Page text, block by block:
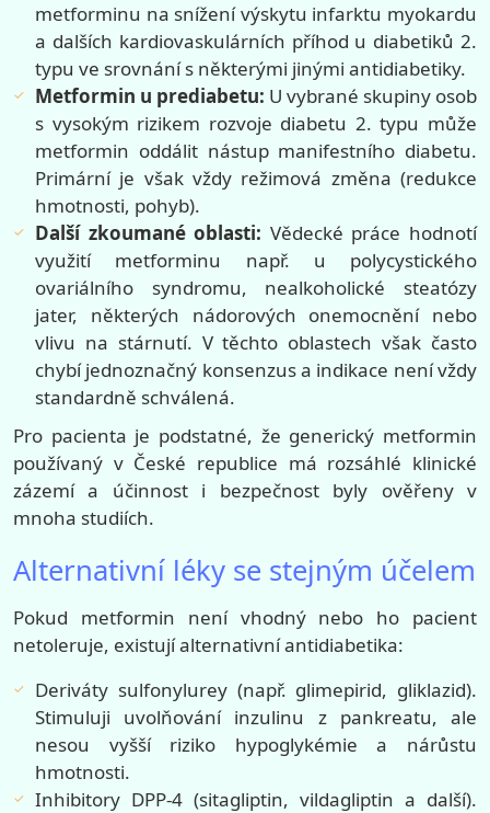
metforminu na snížení výskytu infarktu myokardu
a dalších kardiovaskulárních příhod u diabetiků 2.
typu ve srovnání s některými jinými antidiabetiky.
Metformin u prediabetu: U vybrané skupiny osob
s vysokým rizikem rozvoje diabetu 2. typu může
metformin oddálit nástup manifestního diabetu.
Primární je však vždy režimová změna (redukce
hmotnosti, pohyb).
Další zkoumané oblasti: Vědecké práce hodnotí
využití metforminu např. u polycystického
ovariálního syndromu, nealkoholické steatózy
jater, některých nádorových onemocnění nebo
vlivu na stárnutí. V těchto oblastech však často
chybí jednoznačný konsenzus a indikace není vždy
standardně schválená.
Pro pacienta je podstatné, že generický metformin
používaný v České republice má rozsáhlé klinické
zázemí a účinnost i bezpečnost byly ověřeny v
mnoha studiích.
Alternativní léky se stejným účelem
Pokud metformin není vhodný nebo ho pacient
netoleruje, existují alternativní antidiabetika:
Deriváty sulfonylurey (např. glimepirid, gliklazid).
Stimuluji uvolňování inzulinu z pankreatu, ale
nesou vyšší riziko hypoglykémie a nárůstu
hmotnosti.
Inhibitory DPP-4 (sitagliptin, vildagliptin a další).